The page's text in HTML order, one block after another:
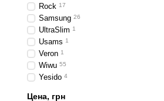
Rock 17
Samsung 26
UltraSlim 1
Usams 1
Veron 1
Wiwu 55
Yesido 4
Цена, грн